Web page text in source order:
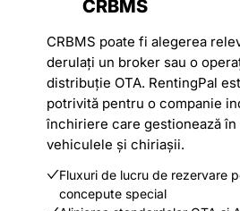
CRBMS
CRBMS poate fi alegerea
derulați un broker sau o
distribuție OTA. RentingPal
potrivită pentru o companie
închiriere care gestionează
vehiculele și chiriașii.
Fluxuri de lucru de rezervare
concepute special